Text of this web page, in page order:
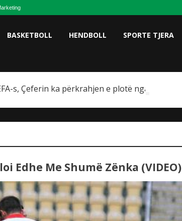
BASKETBOLL HENDBOLL SPORTE TJERA
s, Çeferin ka përkrahjen e plotë nga Omeragiç
Edhe Me Shumë Zënka (VIDEO)